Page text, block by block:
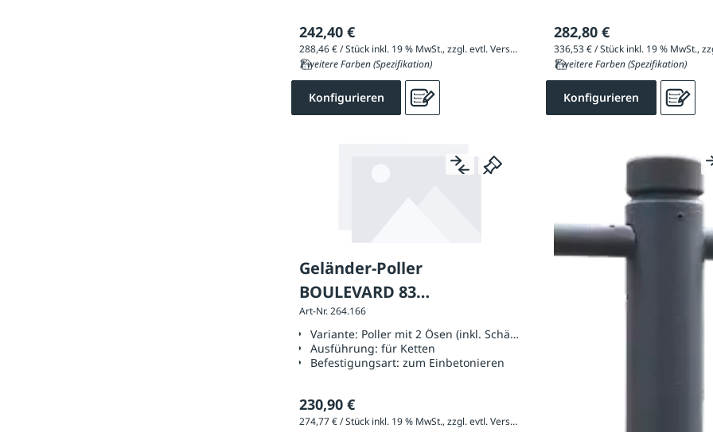
242,40 €
288,46 € / Stück inkl. 19 % MwSt., zzgl. evtl. Versandkosten
7 weitere Farben (Spezifikation)
Konfigurieren
282,80 €
7 weitere Farben (Spezifikation)
Konfigurieren
Geländer-Poller
BOULEVARD 83
Kettenpoller mit 2 Ösen
(inkl. Schäkel)
Art-Nr. 264.166
Variante: Poller mit 2 Ösen (inkl. Schäkel)
Ausführung: für Ketten
Befestigungsart: zum Einbetonieren
230,90 €
274,77 € / Stück inkl. 19 % MwSt., zzgl. evtl. Versandkosten